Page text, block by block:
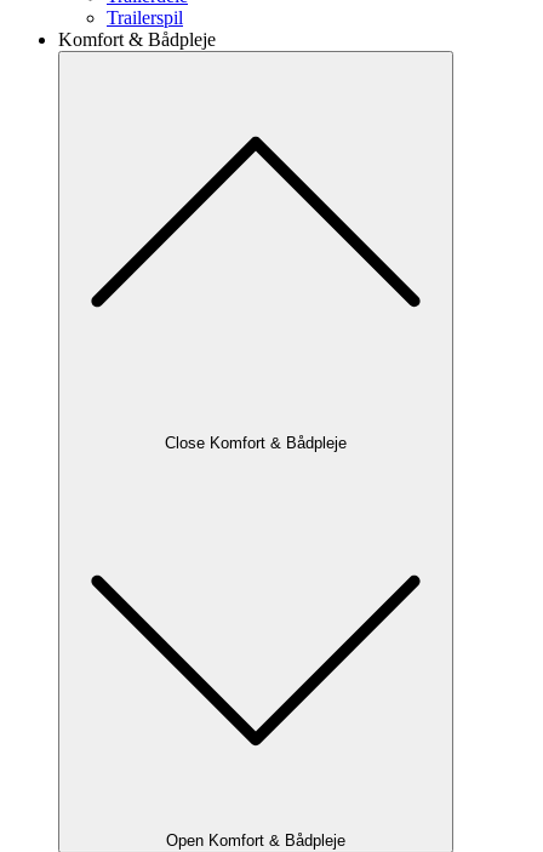
Trailerspil
Komfort & Bådpleje
Close Komfort & Bådpleje
Open Komfort & Bådpleje